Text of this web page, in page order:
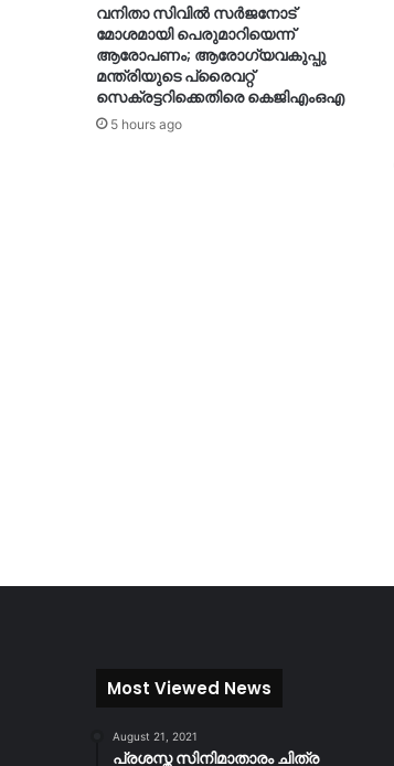
വനിതാ സിവിൽ സർജനോട്
മോശമായി പെരുമാറിയെന്ന്
ആരോപണം; ആരോഗ്യവകുപ്പു
മന്ത്രിയുടെ പ്രൈവറ്റ്
സെക്രട്ടറിക്കെതിരെ കെജിഎംഒഎ
5 hours ago
Most Viewed News
August 21, 2021
പ്രശസ്ത സിനിമാതാരം ചിത്ര